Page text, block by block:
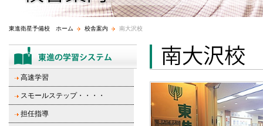
東進衛星予備校 ホーム 校舎案内 南大沢校
高速学習
スモールステップ・・・・
担任指導